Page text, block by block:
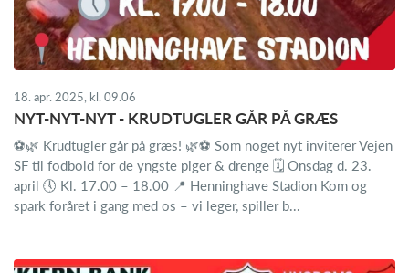
18. apr. 2025, kl. 09.06
NYT-NYT-NYT - KRUDTUGLER GÅR PÅ GRÆS
⚽🌿 Krudtugler går på græs! 🌿⚽ Som noget nyt inviterer Vejen
SF til fodbold for de yngste piger & drenge 🗓 Onsdag d. 23.
april 🕔 Kl. 17.00 – 18.00 📍 Henninghave Stadion Kom og
spark foråret i gang med os – vi leger, spiller b...